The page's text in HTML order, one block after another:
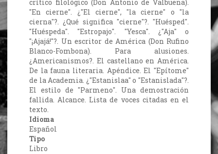
crítico filológico (Don Antonio de Valbuena).
"En cierne". ¿"El cierne", "la cierne" o "la
cierna"?. ¿Qué significa "cierne"?. "Huésped".
"Huéspeda". "Estropajo". "Yesca". ¿"Aja" o
"¡Ajajá!"?. Un escritor de América (Don Rufino
Blanco-Fombona). Para alusiones.
¿Americanismos?. El castellano en América.
De la fauna literaria. Apéndice. El "Epítome"
de la Academia. ¿"Estanislaa" o "Estanislada"?.
El estilo de "Parmeno". Una demostración
fallida. Alcance. Lista de voces citadas en el
texto.
Idioma
Español
Tipo
Libro